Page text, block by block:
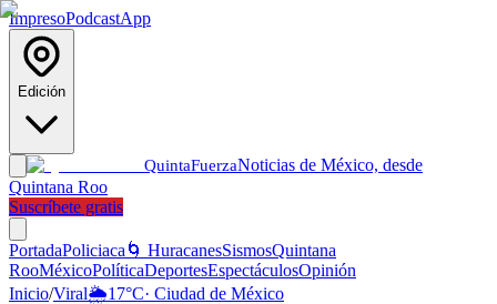
ImpresoPodcastApp
Edición
QuintaFuerzaNoticias de México, desde
Quintana Roo
Suscríbete gratis
PortadaPoliciaca 🌀 HuracanesSismosQuintana
RooMéxicoPolíticaDeportesEspectáculosOpinión
Inicio/Viral🌦️17°C· Ciudad de México